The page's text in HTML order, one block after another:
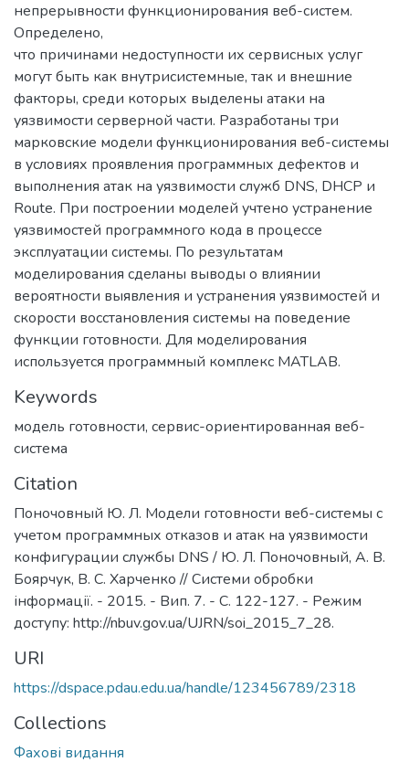
непрерывности функционирования веб-систем.
Определено,
что причинами недоступности их сервисных услуг
могут быть как внутрисистемные, так и внешние
факторы, среди которых выделены атаки на
уязвимости серверной части. Разработаны три
марковские модели функционирования веб-системы
в условиях проявления программных дефектов и
выполнения атак на уязвимости служб DNS, DHCP и
Route. При построении моделей учтено устранение
уязвимостей программного кода в процессе
эксплуатации системы. По результатам
моделирования сделаны выводы о влиянии
вероятности выявления и устранения уязвимостей и
скорости восстановления системы на поведение
функции готовности. Для моделирования
используется программный комплекс MATLAB.
Keywords
модель готовности, сервис-ориентированная веб-
система
Citation
Поночовный Ю. Л. Модели готовности веб-системы с
учетом программных отказов и атак на уязвимости
конфигурации службы DNS / Ю. Л. Поночовный, А. В.
Боярчук, В. С. Харченко // Системи обробки
інформації. - 2015. - Вип. 7. - С. 122-127. - Режим
доступу: http://nbuv.gov.ua/UJRN/soi_2015_7_28.
URI
https://dspace.pdau.edu.ua/handle/123456789/2318
Collections
Фахові видання